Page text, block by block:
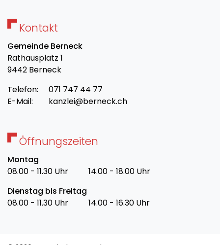
Kontakt
Gemeinde Berneck
Rathausplatz 1
9442 Berneck
Telefon:
071 747 44 77
E-Mail:
kanzlei@berneck.ch
Öffnungszeiten
Montag
08.00 - 11.30 Uhr
14.00 - 18.00 Uhr
Dienstag bis Freitag
08.00 - 11.30 Uhr
14.00 - 16.30 Uhr